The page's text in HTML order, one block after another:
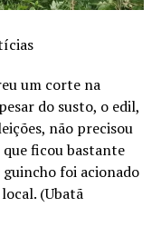
um corte na
do susto, o edil,
não precisou
ficou bastante
foi acionado
(Ubatã